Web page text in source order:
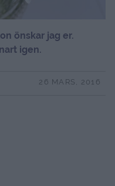
önskar jag er.
igen.
26 MARS, 2016